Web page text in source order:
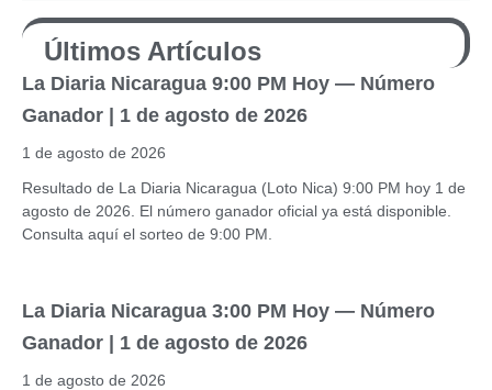
Últimos Artículos
La Diaria Nicaragua 9:00 PM Hoy — Número
Ganador | 1 de agosto de 2026
1 de agosto de 2026
Resultado de La Diaria Nicaragua (Loto Nica) 9:00 PM hoy 1 de
agosto de 2026. El número ganador oficial ya está disponible.
Consulta aquí el sorteo de 9:00 PM.
La Diaria Nicaragua 3:00 PM Hoy — Número
Ganador | 1 de agosto de 2026
1 de agosto de 2026